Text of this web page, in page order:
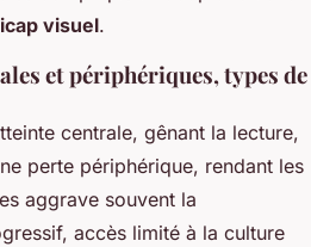
visuel.
et périphériques, types de
centrale, gênant la lecture,
perte périphérique, rendant les
aggrave souvent la
accès limité à la culture